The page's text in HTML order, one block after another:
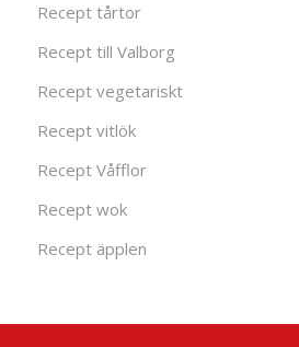
Recept tårtor
Recept till Valborg
Recept vegetariskt
Recept vitlök
Recept Våfflor
Recept wok
Recept äpplen